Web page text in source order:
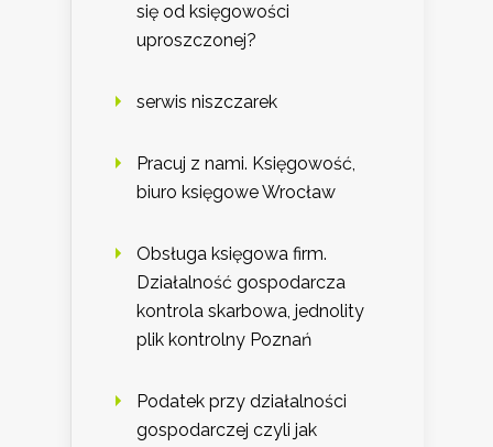
się od księgowości
uproszczonej?
serwis niszczarek
Pracuj z nami. Księgowość,
biuro księgowe Wrocław
Obsługa księgowa firm.
Działalność gospodarcza
kontrola skarbowa, jednolity
plik kontrolny Poznań
Podatek przy działalności
gospodarczej czyli jak